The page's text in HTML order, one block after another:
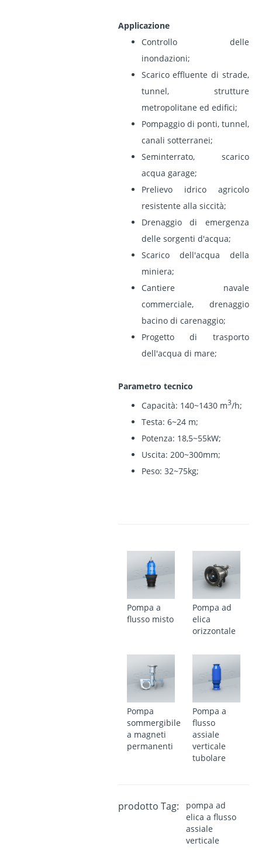
Applicazione
Controllo delle
inondazioni;
Scarico effluente di strade,
tunnel, strutture
metropolitane ed edifici;
Pompaggio di ponti, tunnel,
canali sotterranei;
Seminterrato, scarico
acqua garage;
Prelievo idrico agricolo
resistente alla siccità;
Drenaggio di emergenza
delle sorgenti d'acqua;
Scarico dell'acqua della
miniera;
Cantiere navale
commerciale, drenaggio
bacino di carenaggio;
Progetto di trasporto
dell'acqua di mare;
Parametro tecnico
Capacità: 140~1430 m3/h;
Testa: 6~24 m;
Potenza: 18,5~55kW;
Uscita: 200~300mm;
Peso: 32~75kg;
Pompa a
flusso misto
Pompa ad
elica
orizzontale
Pompa
sommergibile
a magneti
permanenti
Pompa a
flusso
assiale
verticale
tubolare
prodotto Tag:
pompa ad
elica a flusso
assiale
verticale